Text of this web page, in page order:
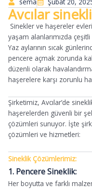
Avcılar
Sinekler ve haşereler
yaşam alanlarımızda
Yaz aylarının sıcak
pencere açmak zorunda
düzenli olarak
haşerelere karşı zorunlu
Şirketimiz, Avcılar’de
haşerelerden güvenli bir
çözümleri sunuyor. İşte
çözümleri ve hizmetleri:
Sineklik Çözümlerimiz:
1. Pencere Sineklik:
Her boyutta ve farklı